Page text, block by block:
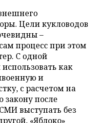
Цели кукловодов
–
процесс при этом
С одной
как
и
с расчетом на
после
выступать без
«Яблоко»